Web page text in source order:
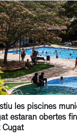
les piscines
estaran obertes
Cugat